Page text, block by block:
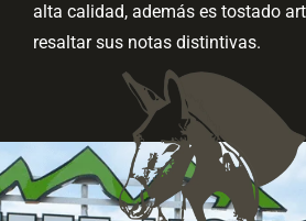
alta calidad, además es tostado
resaltar sus notas distintivas.